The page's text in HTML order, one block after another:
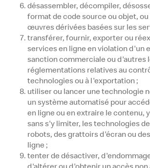
désassembler, décompiler,
format de code source ou objet,
œuvres dérivées basées sur les
transférer, fournir, exporter ou
services en ligne en violation d'un
sanction commerciale ou d'autres
réglementations relatives au
technologies ou à l'exportation ;
utiliser ou lancer une technologie
un système automatisé pour
en ligne ou en extraire le contenu,
sans s'y limiter, les technologies
robots, des grattoirs d'écran ou
ligne ;
tenter de désactiver,
d'altérer ou d'obtenir un accès non